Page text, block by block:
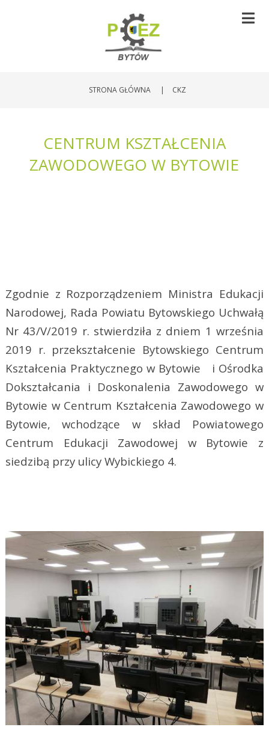
STRONA GŁÓWNA | CKZ
CENTRUM KSZTAŁCENIA
ZAWODOWEGO W BYTOWIE
Zgodnie z Rozporządzeniem Ministra Edukacji
Narodowej, Rada Powiatu Bytowskiego Uchwałą
Nr 43/V/2019 r. stwierdziła z dniem 1 września
2019 r. przekształcenie Bytowskiego Centrum
Kształcenia Praktycznego w Bytowie i Ośrodka
Dokształcania i Doskonalenia Zawodowego w
Bytowie w Centrum Kształcenia Zawodowego w
Bytowie, wchodzące w skład Powiatowego
Centrum Edukacji Zawodowej w Bytowie z
siedzibą przy ulicy Wybickiego 4.